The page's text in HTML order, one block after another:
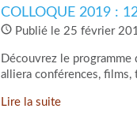
COLLOQUE 2019 :
Publié le 25 février
Découvrez le
alliera conférences, films,
Lire la suite